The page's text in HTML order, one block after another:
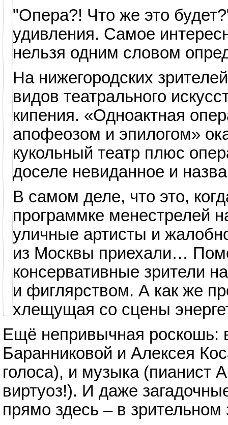
"Опера?! Что же это
удивления. Самое
нельзя одним словом
На нижегородских
видов театрального
кипения. «Одноактная
апофеозом и эпилогом»
кукольный театр плюс
доселе невиданное и
В самом деле, что это,
программке менестрелей
уличные артисты и
из Москвы приехали…
консервативные зрители
и фиглярством. А как же
хлещущая со сцены
Ещё непривычная роскошь:
Баранниковой и Алексея
голоса), и музыка (пианист
виртуоз!). И даже
прямо здесь – в зрительном